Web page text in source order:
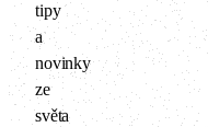
tipy
a
novinky
ze
světa